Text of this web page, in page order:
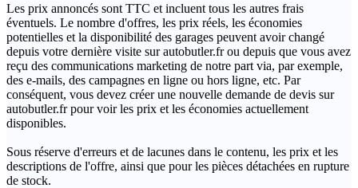
Les prix annoncés sont TTC et incluent tous les autres frais
éventuels. Le nombre d'offres, les prix réels, les économies
potentielles et la disponibilité des garages peuvent avoir changé
depuis votre dernière visite sur autobutler.fr ou depuis que vous avez
reçu des communications marketing de notre part via, par exemple,
des e-mails, des campagnes en ligne ou hors ligne, etc. Par
conséquent, vous devez créer une nouvelle demande de devis sur
autobutler.fr pour voir les prix et les économies actuellement
disponibles.
Sous réserve d'erreurs et de lacunes dans le contenu, les prix et les
descriptions de l'offre, ainsi que pour les pièces détachées en rupture
de stock.